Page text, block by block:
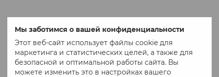
Мы заботимся о вашей конфиденциальности
Этот веб-сайт использует файлы cookie для
маркетинга и статистических целей, а также для
безопасной и оптимальной работы сайта. Вы
можете изменить это в настройках вашего